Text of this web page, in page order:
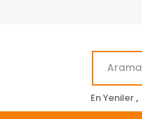
En Yeniler ,